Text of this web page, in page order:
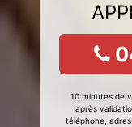
10 minutes de
après
téléphone,